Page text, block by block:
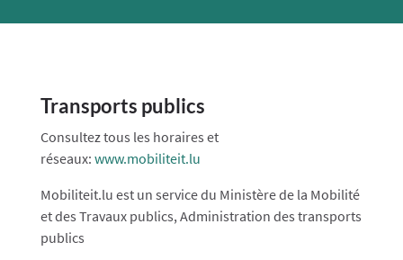
Transports publics
Consultez tous les horaires et
réseaux: www.mobiliteit.lu
Mobiliteit.lu est un service du Ministère de la Mobilité
et des Travaux publics, Administration des transports
publics